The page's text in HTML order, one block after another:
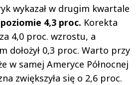
wykazał w drugim kwartale
4,3 proc. Korekta
4,0 proc. wzrostu, a
dołożył 0,3 proc. Warto przy
w samej Ameryce Północnej
zwiększyła się o 2,6 proc.